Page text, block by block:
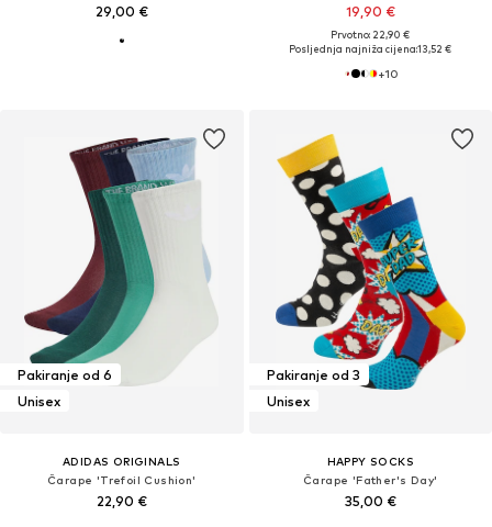
29,00 € 19,90 €
Prvotno: 22,90 €
Posljednja najniža cijena:13,52 €
+10
Pakiranje od 6
Unisex
ADIDAS ORIGINALS
Čarape 'Trefoil Cushion'
22,90 €
Pakiranje od 3
Unisex
HAPPY SOCKS
Čarape 'Father's Day'
35,00 €